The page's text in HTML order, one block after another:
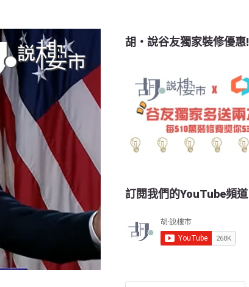
胡‧說谷友獨家裝修優惠!
訂閱我們的YouTube頻道